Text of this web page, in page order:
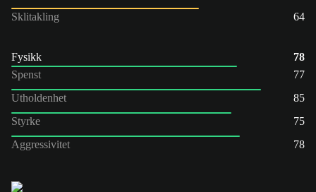
Sklitakling
64
Fysikk
78
Spenst
77
Utholdenhet
85
Styrke
75
Aggressivitet
78